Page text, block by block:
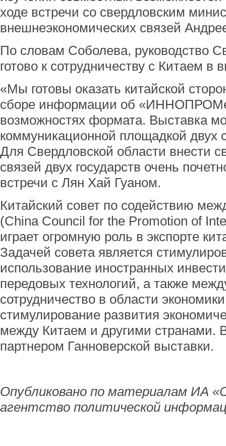
ходе встречи со свердловским
внешнеэкономических связей
По словам Соболева, руководство
готово к сотрудничеству с Китаем в
«Мы готовы оказать китайской
сборе информации об
возможностях формата. Выставка
коммуникационной площадкой двух
Для Свердловской области внести
связей двух государств очень
встречи с Лян Хай Гуаном.
Китайский совет по содействию
(China Council for the Promotion of
играет огромную роль в экспорте
Задачей совета является
использование иностранных
передовых технологий, а также
сотрудничество в области
стимулирование развития
между Китаем и другими странами.
партнером Ганноверской выставки.
Опубликовано по материалам ИА
агентство политической